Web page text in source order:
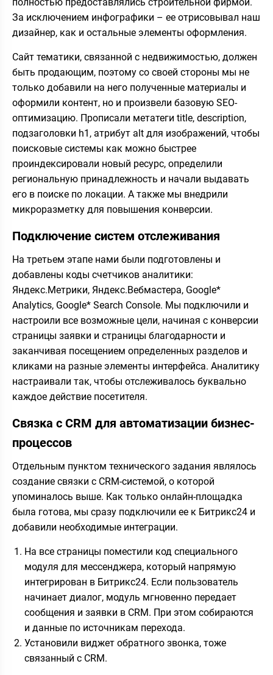
За исключением инфографики – ее отрисовывал наш
дизайнер, как и остальные элементы оформления.
Сайт тематики, связанной с недвижимостью, должен
быть продающим, поэтому со своей стороны мы не
только добавили на него полученные материалы и
оформили контент, но и произвели базовую SEO-
оптимизацию. Прописали метатеги title, description,
подзаголовки h1, атрибут alt для изображений, чтобы
поисковые системы как можно быстрее
проиндексировали новый ресурс, определили
региональную принадлежность и начали выдавать
его в поиске по локации. А также мы внедрили
микроразметку для повышения конверсии.
Подключение систем отслеживания
На третьем этапе нами были подготовлены и
добавлены коды счетчиков аналитики:
Яндекс.Метрики, Яндекс.Вебмастера, Google*
Analytics, Google* Search Console. Мы подключили и
настроили все возможные цели, начиная с конверсии
страницы заявки и страницы благодарности и
заканчивая посещением определенных разделов и
кликами на разные элементы интерфейса. Аналитику
настраивали так, чтобы отслеживалось буквально
каждое действие посетителя.
Связка с CRM для автоматизации бизнес-
процессов
Отдельным пунктом технического задания являлось
создание связки с CRM-системой, о которой
упоминалось выше. Как только онлайн-площадка
была готова, мы сразу подключили ее к Битрикс24 и
добавили необходимые интеграции.
На все страницы поместили код специального
модуля для мессенджера, который напрямую
интегрирован в Битрикс24. Если пользователь
начинает диалог, модуль мгновенно передает
сообщения и заявки в CRM. При этом собираются
и данные по источникам перехода.
Установили виджет обратного звонка, тоже
связанный с CRM.